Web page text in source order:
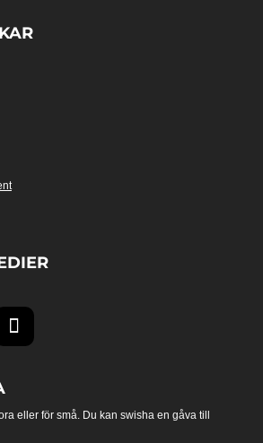
eller för små. Du kan swisha en gåva till